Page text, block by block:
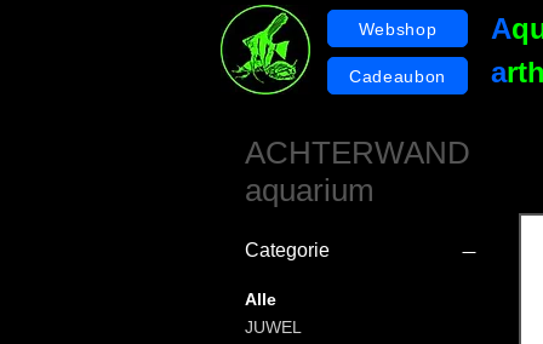
Webshop
Cadeaubon
A
a
ACHTERWAND
aquarium
Categorie
Alle
JUWEL